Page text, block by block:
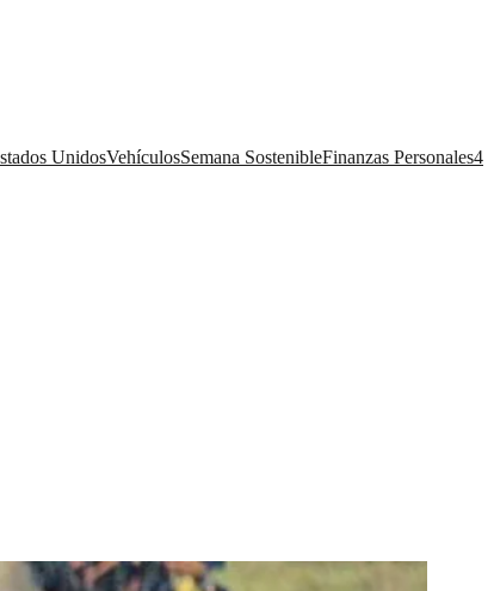
UnidosVehículosSemana SostenibleFinanzas Personales4